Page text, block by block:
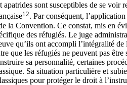
sont susceptibles de se
12. Par conséquent,
la Convention. Ce constat, mis en
des réfugiés. Le juge
qu’ils ont accompli l’intégralité de
que les réfugiés ne peuvent pas
sa personnalité, certaines
Sa situation particulière et
pour protéger le droit à